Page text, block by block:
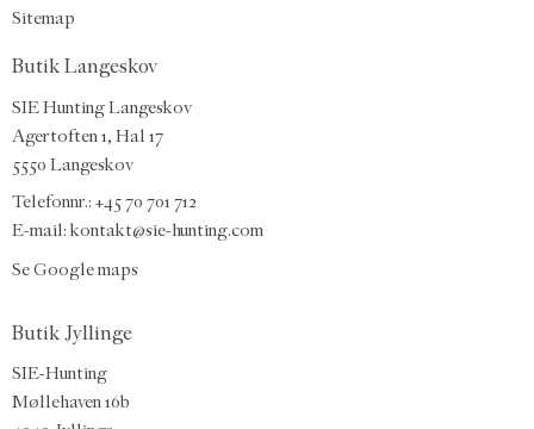
Sitemap
Butik Langeskov
SIE Hunting Langeskov
Agertoften 1, Hal 17
5550 Langeskov
Telefonnr.: +45 70 701 712
E-mail: kontakt@sie-hunting.com
Se Google maps
Butik Jyllinge
SIE-Hunting
Møllehaven 16b